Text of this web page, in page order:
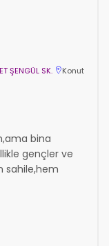
ŞENGÜL SK.
Konut
bina
gençler ve
sahile,hem